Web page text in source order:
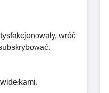
wróć